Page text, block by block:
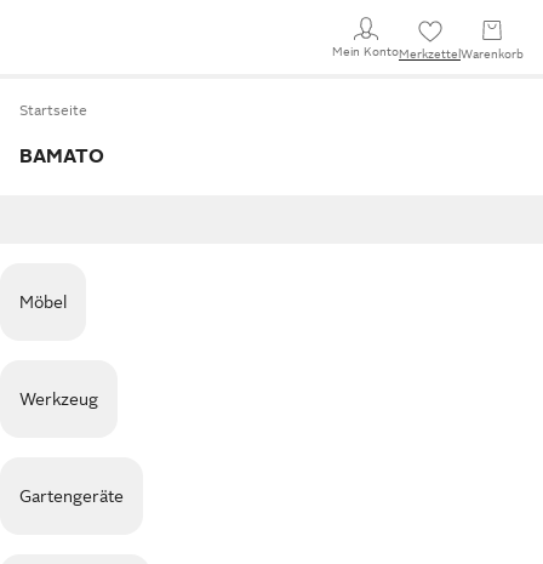
Mein KontoMerkzettel Warenkorb
Startseite
BAMATO
Möbel
Werkzeug
Gartengeräte